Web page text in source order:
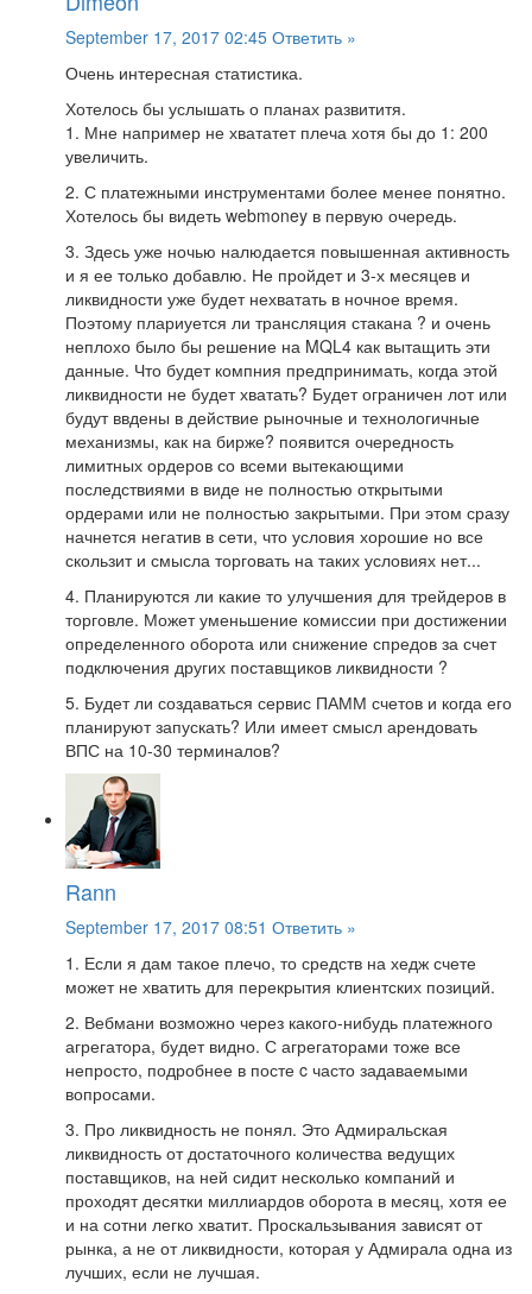
September 17, 2017 02:45 Ответить »
Очень интересная статистика.
Хотелось бы услышать о планах развититя.
1. Мне например не хвататет плеча хотя бы до 1: 200
увеличить.
2. С платежными инструментами более менее понятно.
Хотелось бы видеть webmoney в первую очередь.
3. Здесь уже ночью налюдается повышенная активность
и я ее только добавлю. Не пройдет и 3-х месяцев и
ликвидности уже будет нехватать в ночное время.
Поэтому плариуется ли трансляция стакана ? и очень
неплохо было бы решение на MQL4 как вытащить эти
данные. Что будет компния предпринимать, когда этой
ликвидности не будет хватать? Будет ограничен лот или
будут ввдены в действие рыночные и технологичные
механизмы, как на бирже? появится очередность
лимитных ордеров со всеми вытекающими
последствиями в виде не полностью открытыми
ордерами или не полностью закрытыми. При этом сразу
начнется негатив в сети, что условия хорошие но все
скользит и смысла торговать на таких условиях нет...
4. Планируются ли какие то улучшения для трейдеров в
торговле. Может уменьшение комиссии при достижении
определенного оборота или снижение спредов за счет
подключения других поставщиков ликвидности ?
5. Будет ли создаваться сервис ПАММ счетов и когда его
планируют запускать? Или имеет смысл арендовать
ВПС на 10-30 терминалов?
Rann
September 17, 2017 08:51 Ответить »
1. Если я дам такое плечо, то средств на хедж счете
может не хватить для перекрытия клиентских позиций.
2. Вебмани возможно через какого-нибудь платежного
агрегатора, будет видно. С агрегаторами тоже все
непросто, подробнее в посте c часто задаваемыми
вопросами.
3. Про ликвидность не понял. Это Адмиральская
ликвидность от достаточного количества ведущих
поставщиков, на ней сидит несколько компаний и
проходят десятки миллиардов оборота в месяц, хотя ее
и на сотни легко хватит. Проскальзывания зависят от
рынка, а не от ликвидности, которая у Адмирала одна из
лучших, если не лучшая.